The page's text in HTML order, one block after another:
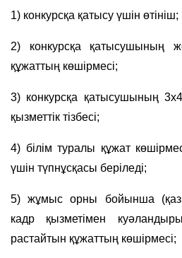
1) конкурсқа қатысу үшін өтініш;
2) конкурсқа қатысушының
құжаттың көшірмесі;
3) конкурсқа қатысушының 3х4
қызметтік тізбесі;
4) білім туралы құжат
үшін түпнұсқасы беріледі;
5) жұмыс орны бойынша
кадр қызметімен
растайтын құжаттың көшірмесі;